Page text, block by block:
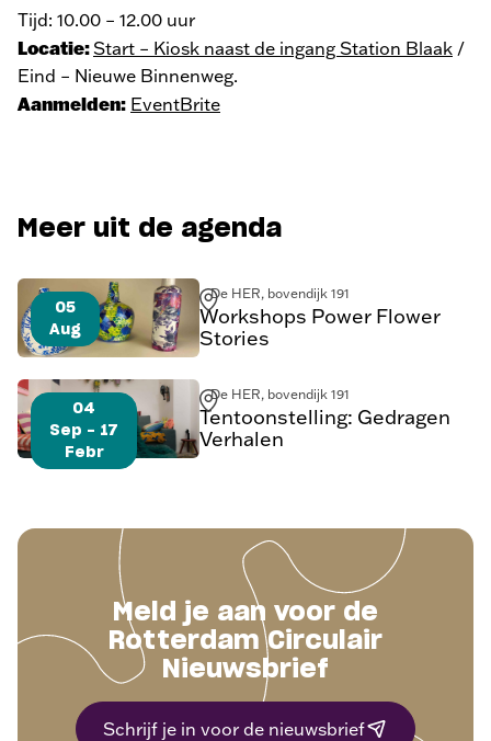
Tijd: 10.00 – 12.00 uur
Locatie:Start – Kiosk naast de ingang Station Blaak /
Eind – Nieuwe Binnenweg.
Aanmelden: EventBrite
Meer uit de agenda
05
Aug
De HER, bovendijk 191
Workshops Power Flower
Stories
04
Sep - 17
Febr
De HER, bovendijk 191
Tentoonstelling: Gedragen
Verhalen
Meld je aan voor de
Rotterdam Circulair
Nieuwsbrief
Schrijf je in voor de nieuwsbrief